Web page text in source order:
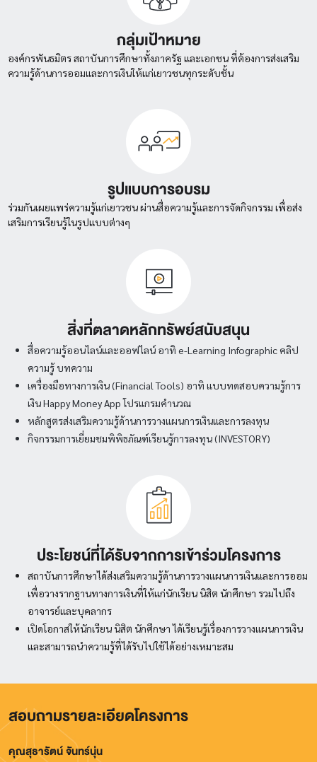
กลุ่มเป้าหมาย
องค์กรพันธมิตร สถาบันการศึกษาทั้งภาครัฐ และเอกชน ที่ต้องการส่งเสริม
ความรู้ด้านการออมและการเงินให้แก่เยาวชนทุกระดับชั้น
รูปแบบการอบรม
ร่วมกันเผยแพร่ความรู้แก่เยาวชน ผ่านสื่อความรู้และการจัดกิจกรรม เพื่อส่ง
เสริมการเรียนรู้ในรูปแบบต่างๆ
สิ่งที่ตลาดหลักทรัพย์สนับสนุน
สื่อความรู้ออนไลน์และออฟไลน์ อาทิ e-Learning Infographic คลิป
ความรู้ บทความ
เครื่องมือทางการเงิน (Financial Tools) อาทิ แบบทดสอบความรู้การ
เงิน Happy Money App โปรแกรมคํานวณ
หลักสูตรส่งเสริมความรู้ด้านการวางแผนการเงินและการลงทุน
กิจกรรมการเยี่ยมชมพิพิธภัณฑ์เรียนรู้การลงทุน (INVESTORY)
ประโยชน์ที่ได้รับจากการเข้าร่วมโครงการ
สถาบันการศึกษาได้ส่งเสริมความรู้ด้านการวางแผนการเงินและการออม
เพื่อวางรากฐานทางการเงินที่ให้แก่นักเรียน นิสิต นักศึกษา รวมไปถึง
อาจารย์และบุคลากร
เปิดโอกาสให้นักเรียน นิสิต นักศึกษา ได้เรียนรู้เรื่องการวางแผนการเงิน
และสามารถนําความรู้ที่ได้รับไปใช้ได้อย่างเหมาะสม
สอบถามรายละเอียดโครงการ
คุณสุธารัตน์ จันทร์นุ่น